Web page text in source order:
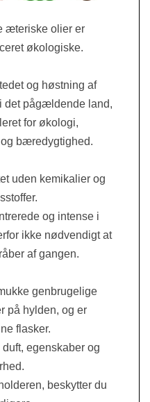
æteriske olier er
økologiske.
og høstning af
det pågældendeland,
for økologi,
bæredygtighed.
uden kemikalier og
og intense i
ikke nødvendigt at
af gangen.
genbrugelige
på hylden, og er
flasker.
egenskaber og
beskytter du